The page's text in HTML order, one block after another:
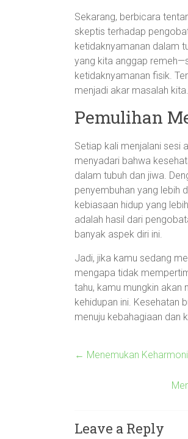
Sekarang, berbicara
skeptis terhadap
ketidaknyamanan dalam
yang kita anggap
ketidaknyamanan fisik.
menjadi akar masalah kita.
Pemulihan
Setiap kali menjalani sesi
menyadari bahwa
dalam tubuh dan jiwa.
penyembuhan yang lebih
kebiasaan hidup yang
adalah hasil dari
banyak aspek diri ini.
Jadi, jika kamu sedang
mengapa tidak
tahu, kamu mungkin akan
kehidupan ini. Kesehatan
menuju kebahagiaan dan
← Menemukan
Leave a Reply